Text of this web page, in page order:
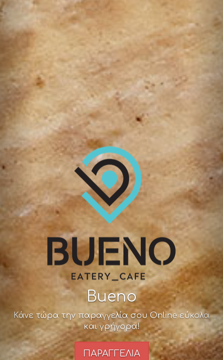
Μάζεψε πόντους και
αγόρασε τα προϊόντα
σου δωρεάν
Το Bueno σε επιβραβεύει και σου χαρίζει
πόντους με κάθε Online Παραγγελία.
Πόντοι